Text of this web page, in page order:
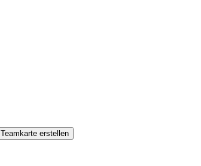
Teamkarte erstellen